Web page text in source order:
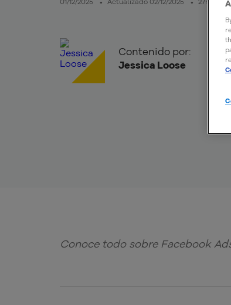
Contenido por:
Jessica Loose
Conoce todo sobre Facebook